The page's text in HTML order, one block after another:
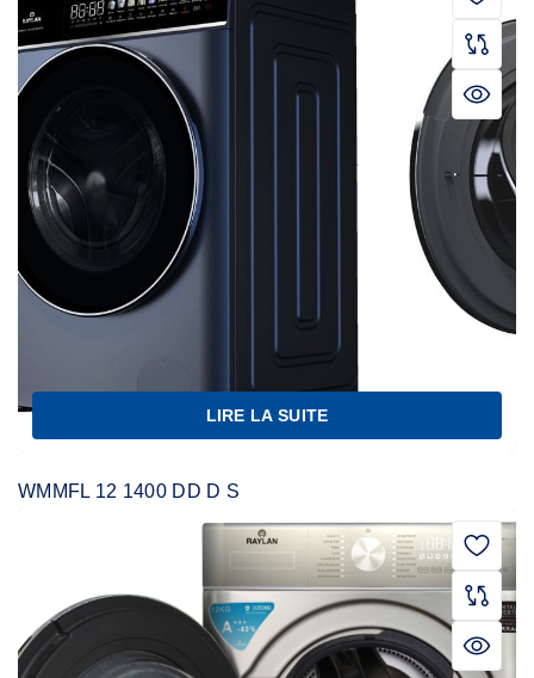
LIRE LA SUITE
WMMFL 12 1400 DD D S